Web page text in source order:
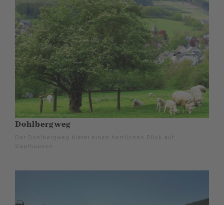
Dohlbergweg
Der Dohlbergweg bietet einen herrlichen Blick auf
Saalhausen.